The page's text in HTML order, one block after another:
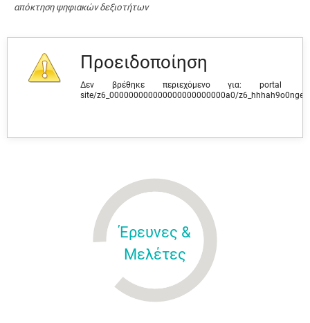
απόκτηση ψηφιακών δεξιοτήτων
Προειδοποίηση
Δεν βρέθηκε περιεχόμενο για: ‭portal
site/z6_000000000000000000000000a0/
Έρευνες &
Μελέτες